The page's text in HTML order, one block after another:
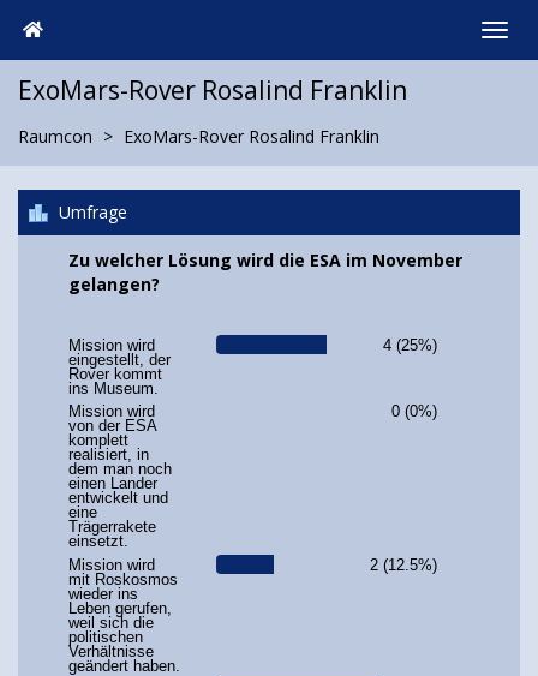
ExoMars-Rover Rosalind Franklin
Raumcon ExoMars-Rover Rosalind Franklin
Umfrage
Zu welcher Lösung wird die ESA im November
gelangen?
Mission wird
eingestellt, der
Rover kommt
ins Museum.
4 (25%)
Mission wird
von der ESA
komplett
realisiert, in
dem man noch
einen Lander
entwickelt und
eine
Trägerrakete
einsetzt.
0 (0%)
Mission wird
mit Roskosmos
wieder ins
Leben gerufen,
weil sich die
politischen
Verhältnisse
geändert haben.
2 (12.5%)